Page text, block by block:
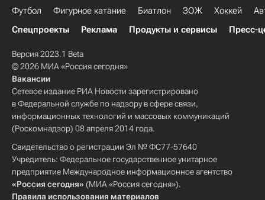
Футбол Фигурное катание Биатлон ЗОЖ Хоккей
Спецпроекты
Реклама Продукты и сервисы Пресс-
Версия 2023.1 Beta
© 2026 МИА «Россия сегодня»
Вакансии
Сетевое издание РИА Новости зарегистрировано
в Федеральной службе по надзору в сфере связи,
информационных технологий и массовых коммуникаций
(Роскомнадзор) 08 апреля 2014 года.
Свидетельство о регистрации Эл № ФС77-57640
Учредитель: Федеральное государственное унитарное
предприятие Международное информационное агентство
«Россия сегодня» (МИА «Россия сегодня»).
Правила использования материалов